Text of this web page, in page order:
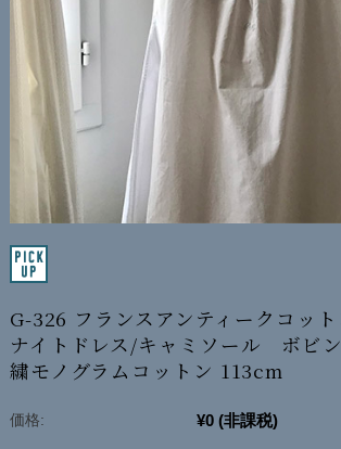
G-326 フランスアンティークコッ
ナイトドレス/キャミソール ボビ
繍モノグラムコットン 113cm
価格: ¥0 (非課税)